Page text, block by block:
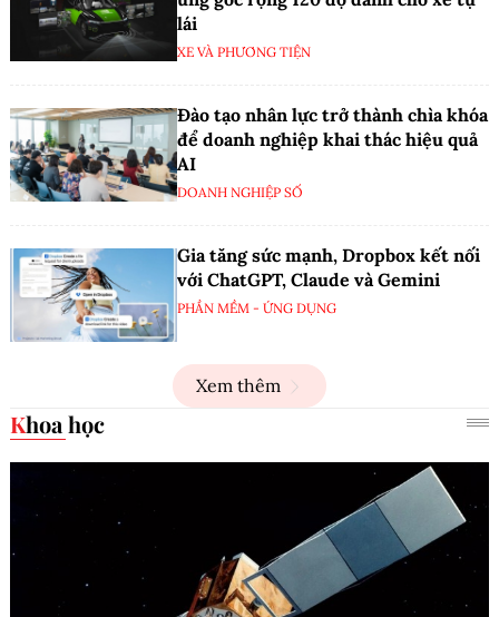
lái
XE VÀ PHƯƠNG TIỆN
Đào tạo nhân lực trở thành chìa khóa
để doanh nghiệp khai thác hiệu quả
AI
DOANH NGHIỆP SỐ
Gia tăng sức mạnh, Dropbox kết nối
với ChatGPT, Claude và Gemini
PHẦN MỀM - ỨNG DỤNG
Xem thêm
Khoa học